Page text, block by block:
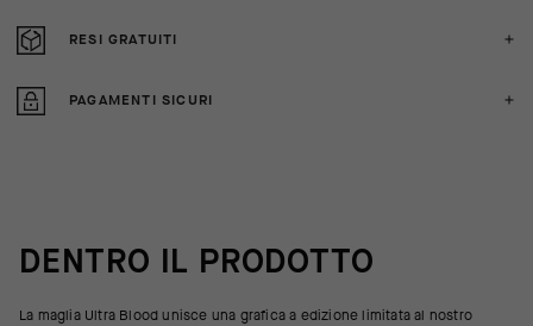
RESI GRATUITI
PAGAMENTI SICURI
DENTRO IL PRODOTTO
La maglia Ultra Blood unisce una grafica a edizione limitata al nostro